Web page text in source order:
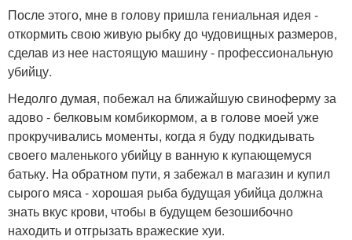
После этого, мне в голову пришла гениальная идея -
откормить свою живую рыбку до чудовищных размеров,
сделав из нее настоящую машину - профессиональную
убийцу.
Недолго думая, побежал на ближайшую свиноферму за
адово - белковым комбикормом, а в голове моей уже
прокручивались моменты, когда я буду подкидывать
своего маленького убийцу в ванную к купающемуся
батьку. На обратном пути, я забежал в магазин и купил
сырого мяса - хорошая рыба будущая убийца должна
знать вкус крови, чтобы в будущем безошибочно
находить и отгрызать вражеские хуи.